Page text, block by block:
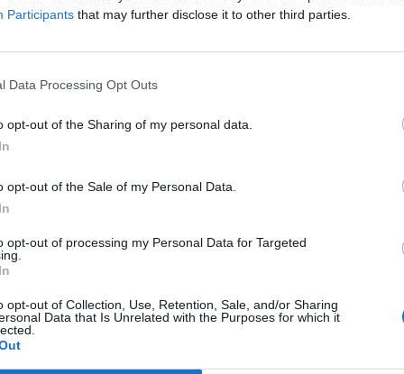
Participants that may further disclose it to other third parties.
Data Processing Opt Outs
opt-out of the Sharing of my personal data.
opt-out of the Sale of my Personal Data.
opt-out of processing my Personal Data for Targeted
opt-out of Collection, Use, Retention, Sale, and/or Sharing
Data that Is Unrelated with the Purposes for which it
dos anos anteriores, por cada 10€ de
ao comprador uma senha de participação
de dez por compra.
terão de ser depositadas, na Tômbola
Câmara Municipal de Anadia até às 15h00,
do mesmo dia, no Salão Nobre dos Paços
de Natal, constituindo-se como um
como para a sua dinamização e valorização.
de promoção do comércio local concorrerá
e serviços, potenciando as vendas e a
comerciais, por forma a alavancar a
a sua viabilidade e a manutenção